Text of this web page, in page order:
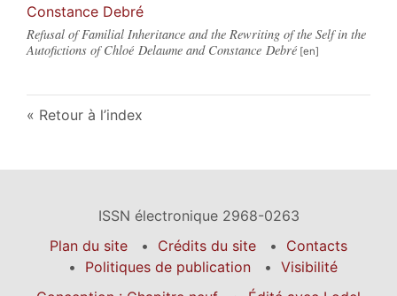
Constance Debré
Refusal of Familial Inheritance and the Rewriting of the Self in the
Autofictions of Chloé Delaume and Constance Debré
Retour à l’index
ISSN électronique 2968-0263
Plan du site
Crédits du site
Contacts
Politiques de publication
Visibilité